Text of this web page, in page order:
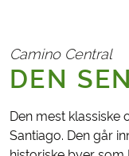
Camino Central
DEN
Den mest
Santiago. Den går